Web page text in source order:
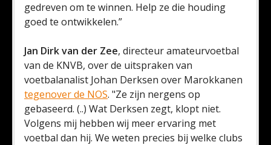
gedreven om te winnen. Help ze die houding
goed te ontwikkelen.”
Jan Dirk van der Zee, directeur amateurvoetbal
van de KNVB, over de uitspraken van
voetbalanalist Johan Derksen over Marokkanen
tegenover de NOS. "Ze zijn nergens op
gebaseerd. (..) Wat Derksen zegt, klopt niet.
Volgens mij hebben wij meer ervaring met
voetbal dan hij. We weten precies bij welke clubs